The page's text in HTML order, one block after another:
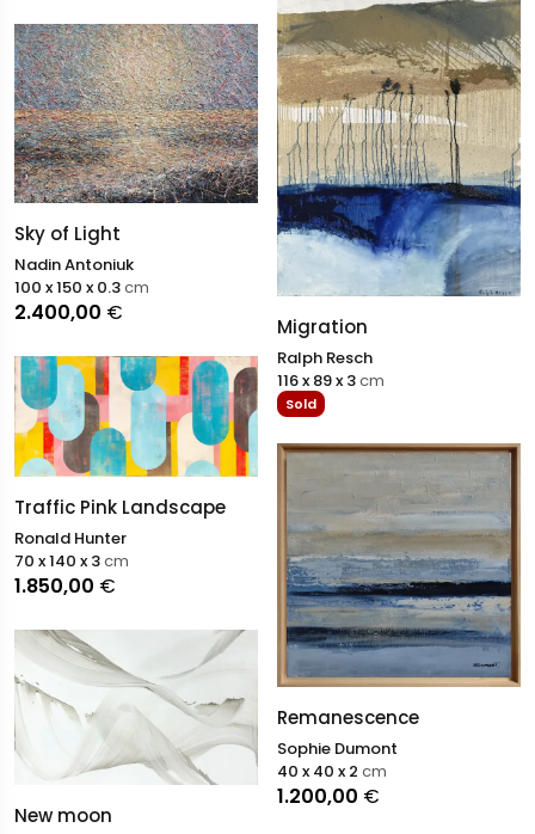
Sky of Light
Nadin Antoniuk
2.400,00 €
100 x 150 x 0.3cm
Traffic Pink Landscape
Ronald Hunter
1.850,00 €
70 x 140 x 3cm
New moon
Migration
Ralph Resch
Sold
116 x 89 x 3cm
Remanescence
Sophie Dumont
1.200,00 €
40 x 40 x 2 cm